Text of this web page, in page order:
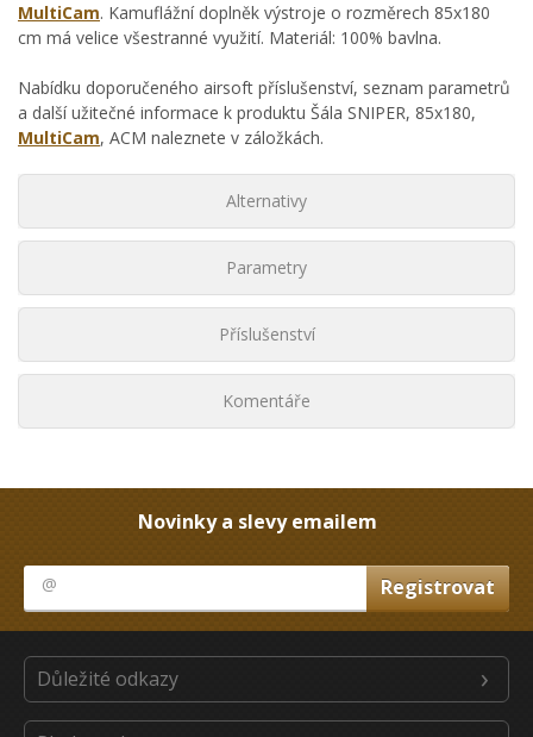
MultiCam. Kamuflážní doplněk výstroje o rozměrech 85x180
cm má velice všestranné využití. Materiál: 100% bavlna.
Nabídku doporučeného airsoft příslušenství, seznam parametrů
a další užitečné informace k produktu Šála SNIPER, 85x180,
MultiCam, ACM naleznete v záložkách.
Alternativy
Parametry
Příslušenství
Komentáře
Novinky a slevy emailem
Důležité odkazy